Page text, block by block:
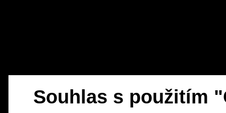
Souhlas s použitím